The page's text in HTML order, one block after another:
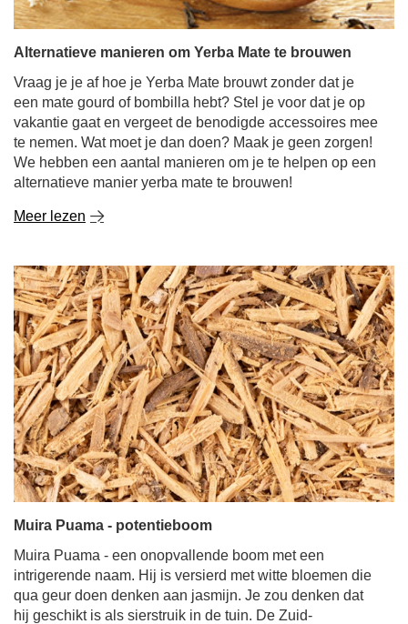
Alternatieve manieren om Yerba Mate te brouwen
Vraag je je af hoe je Yerba Mate brouwt zonder dat je
een mate gourd of bombilla hebt? Stel je voor dat je op
vakantie gaat en vergeet de benodigde accessoires mee
te nemen. Wat moet je dan doen? Maak je geen zorgen!
We hebben een aantal manieren om je te helpen op een
alternatieve manier yerba mate te brouwen!
Meer lezen
Muira Puama - potentieboom
Muira Puama - een onopvallende boom met een
intrigerende naam. Hij is versierd met witte bloemen die
qua geur doen denken aan jasmijn. Je zou denken dat
hij geschikt is als sierstruik in de tuin. De Zuid-